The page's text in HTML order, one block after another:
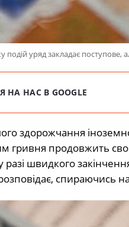
подій уряд закладає
НА НАС В GOOGLE
здорожчання
гривня продовжить
швидкого
спираючись